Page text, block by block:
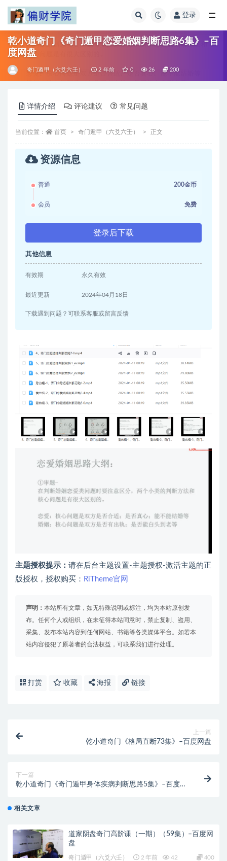
登录
乾小道奇门《奇门遁甲恋爱婚姻判断思路6集》–百
度网盘
奇门遁甲（六爻六壬） 2 年前 0 26 200
详情介绍 评论建议 常见问题
当前位置： 首页 奇门遁甲（六爻六壬） 正文
资源信息
普通 200金币
会员 免费
登录后下载
其他信息
有效期 永久有效
最近更新 2024年04月18日
下载遇到问题？可联系客服或留言反馈
主题授权提示： 请在后台主题设置-主题授权-激活主题的正
版授权，授权购买： RiTheme官网
声明： 本站所有文章，如无特殊说明或标注，均为本站原创发
布。任何个人或组织，在未征得本站同意时，禁止复制、盗用、
采集、发布本站内容到任何网站、书籍等各类媒体平台。如若本
站内容侵犯了原著者的合法权益，可联系我们进行处理。
打赏 收藏 海报 链接
上一篇
乾小道奇门《格局直断73集》–百度网盘
下一篇
乾小道奇门《奇门遁甲身体疾病判断思路5集》–百度网
相关文章
道家阴盘奇门高阶课（一期）（59集）–百度网
盘
奇门遁甲（六爻六壬） 2 年前 42 400